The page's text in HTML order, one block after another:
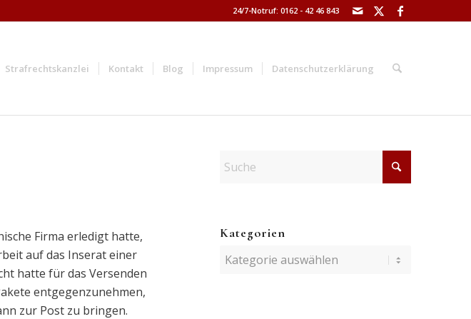
24/7-Notruf: 0162 - 42 46 843
Strafrechtskanzlei Kontakt Blog Impressum Datenschutzerklärung
Firma erledigt hatte,
auf das Inserat einer
hatte für das Versenden
entgegenzunehmen,
zur Post zu bringen.
Kategorien
Kategorien